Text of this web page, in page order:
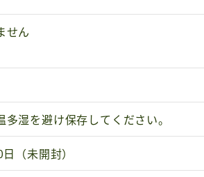
せん
多湿を避け保存してください。
（未開封）